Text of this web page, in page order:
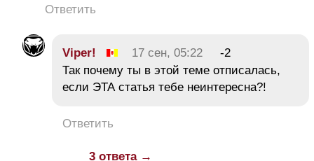
Ответить
Viper! 17 сен, 05:22
-2
Так почему ты в этой теме отписалась,
если ЭТА статья тебе неинтересна?!
Ответить
3 ответа →